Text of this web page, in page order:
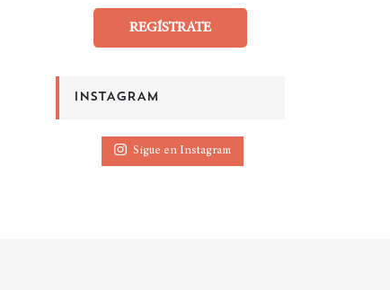
REGÍSTRATE
INSTAGRAM
Sigue en Instagram